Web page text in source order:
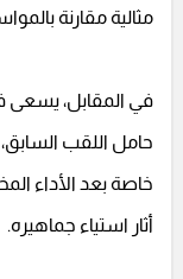
مثالية مقارنة
في المقابل، يسعى
حامل اللقب
خاصة بعد الأداء
أثار استياء جماهيره.